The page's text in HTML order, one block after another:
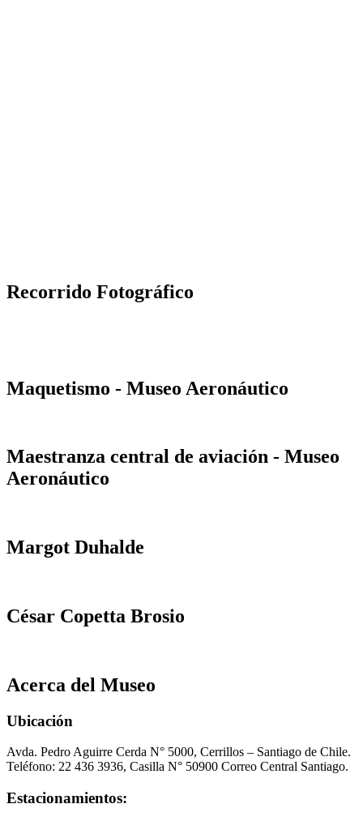
Recorrido Fotográfico
Maquetismo - Museo Aeronáutico
Maestranza central de aviación - Museo
Aeronáutico
Margot Duhalde
César Copetta Brosio
Acerca del Museo
Ubicación
Avda. Pedro Aguirre Cerda N° 5000, Cerrillos – Santiago de Chile.
Teléfono: 22 436 3936, Casilla N° 50900 Correo Central Santiago.
Estacionamientos: